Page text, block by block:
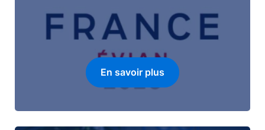
En savoir plus